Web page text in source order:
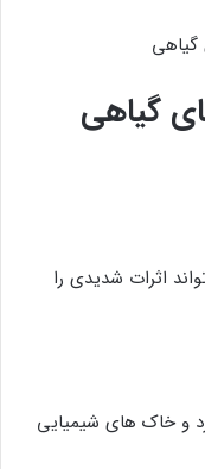
گیاهی
اثرات شدیدی را
و خاک های شیمیایی